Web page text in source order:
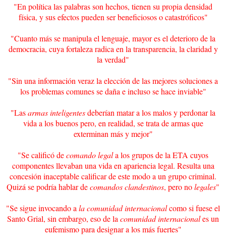
"En política las palabras son hechos, tienen su propia densidad
física, y sus efectos pueden ser beneficiosos o catastróficos"
"Cuanto más se manipula el lenguaje, mayor es el deterioro de la
democracia, cuya fortaleza radica en la transparencia, la claridad y
la verdad"
"Sin una información veraz la elección de las mejores soluciones a
los problemas comunes se daña e incluso se hace inviable"
"Lasarmas inteligentesdeberían matar a los malos y perdonar la
vida a los buenos pero, en realidad, se trata de armas que
exterminan más y mejor"
"Se calificó decomando legala los grupos de la ETA cuyos
componentes llevaban una vida en apariencia legal. Resulta una
concesión inaceptable calificar de este modo a un grupo criminal.
Quizá se podría hablar decomandos clandestinos, pero nolegales"
"Se sigue invocando a la comunidad internacionalcomo si fuese el
Santo Grial, sin embargo, eso de la comunidad internacionales un
eufemismo para designar a los más fuertes"